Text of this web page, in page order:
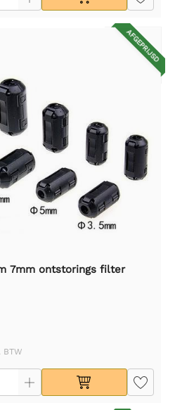
AFGEPRIJSD
7mm ontstorings filter
BTW